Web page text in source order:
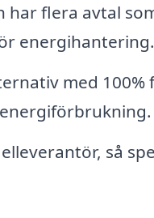
har flera avtal
energihantering.
med 100%
så